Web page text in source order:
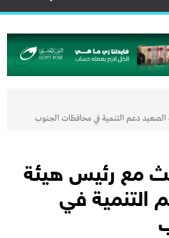
دعم التنمية في محافظات الجنوب
مع رئيس هيئة
التنمية في